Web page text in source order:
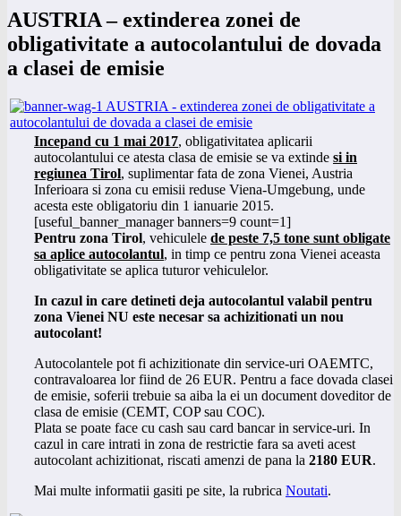
AUSTRIA – extinderea zonei de
obligativitate a autocolantului de dovada
a clasei de emisie
Incepand cu 1 mai 2017, obligativitatea aplicarii
autocolantului ce atesta clasa de emisie se va extinde si in
regiunea Tirol, suplimentar fata de zona Vienei, Austria
Inferioara si zona cu emisii reduse Viena-Umgebung, unde
acesta este obligatoriu din 1 ianuarie 2015.
[useful_banner_manager banners=9 count=1]
Pentru zona Tirol, vehiculele de peste 7,5 tone sunt obligate
sa aplice autocolantul, in timp ce pentru zona Vienei aceasta
obligativitate se aplica tuturor vehiculelor.
In cazul in care detineti deja autocolantul valabil pentru
zona Vienei NU este necesar sa achizitionati un nou
autocolant!
Autocolantele pot fi achizitionate din service-uri OAEMTC,
contravaloarea lor fiind de 26 EUR. Pentru a face dovada clasei
de emisie, soferii trebuie sa aiba la ei un document doveditor de
clasa de emisie (CEMT, COP sau COC).
Plata se poate face cu cash sau card bancar in service-uri. In
cazul in care intrati in zona de restrictie fara sa aveti acest
autocolant achizitionat, riscati amenzi de pana la 2180 EUR.
Mai multe informatii gasiti pe site, la rubrica Noutati.